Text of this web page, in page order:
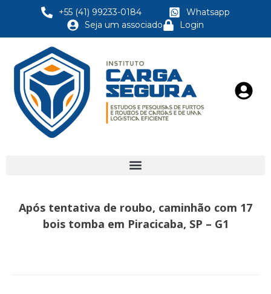
+55 (41) 99233-0184
Whatsapp
Seja um associado
Login
Após tentativa de roubo, caminhão com 17
bois tomba em Piracicaba, SP – G1